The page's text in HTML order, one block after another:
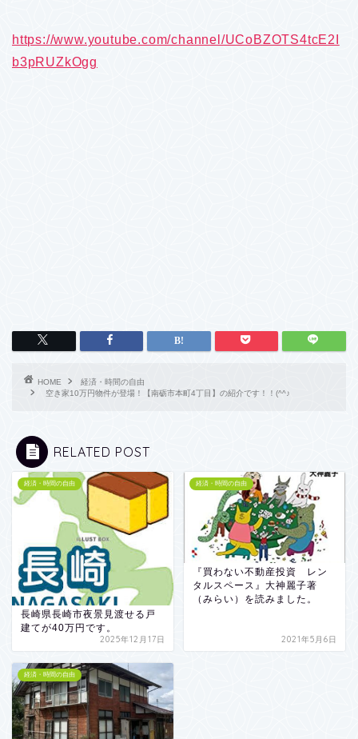
https://www.youtube.com/channel/UCoBZOTS4tcE2I
b3pRUZkOgg
HOME
経済・時間の自由
空き家10万円物件が登場！【南砺市本町4丁目】の紹介です！！(^^♪
RELATED POST
経済・時間の自由
長崎県長崎市夜景見渡せる戸
建てが40万円です。
2025年12月17日
経済・時間の自由
『買わない不動産投資 レン
タルスペース』大神麗子著
（みらい）を読みました。
2021年5月6日
経済・時間の自由